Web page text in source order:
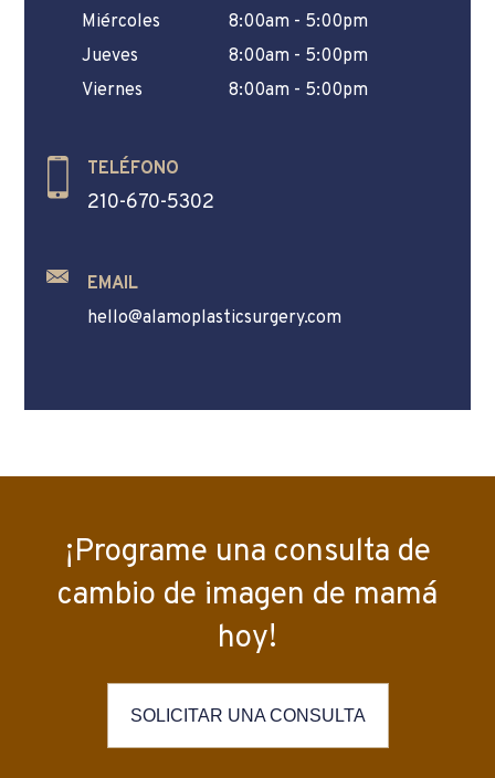
Miércoles
8:00am - 5:00pm
Jueves
8:00am - 5:00pm
Viernes
8:00am - 5:00pm
TELÉFONO
210-670-5302
EMAIL
hello@alamoplasticsurgery.com
¡Programe una consulta de
cambio de imagen de mamá
hoy!
SOLICITAR UNA CONSULTA